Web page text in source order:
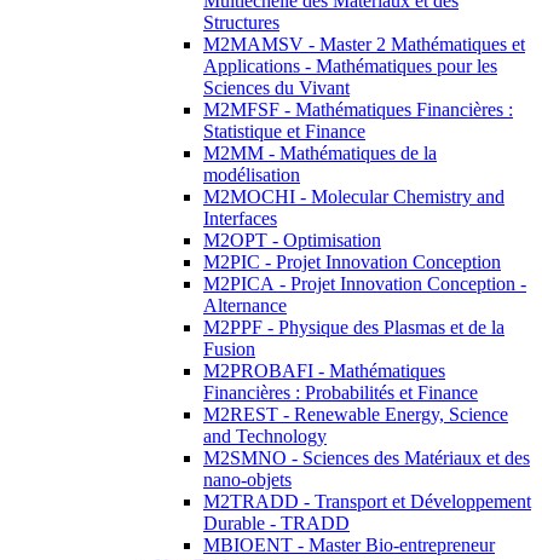
Structures
M2MAMSV - Master 2 Mathématiques et
Applications - Mathématiques pour les
Sciences du Vivant
M2MFSF - Mathématiques Financières :
Statistique et Finance
M2MM - Mathématiques de la
modélisation
M2MOCHI - Molecular Chemistry and
Interfaces
M2OPT - Optimisation
M2PIC - Projet Innovation Conception
M2PICA - Projet Innovation Conception -
Alternance
M2PPF - Physique des Plasmas et de la
Fusion
M2PROBAFI - Mathématiques
Financières : Probabilités et Finance
M2REST - Renewable Energy, Science
and Technology
M2SMNO - Sciences des Matériaux et des
nano-objets
M2TRADD - Transport et Développement
Durable - TRADD
MBIOENT - Master Bio-entrepreneur